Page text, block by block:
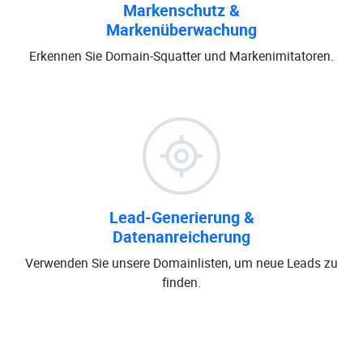
Markenschutz &
Markenüberwachung
Erkennen Sie Domain-Squatter und Markenimitatoren.
Lead-Generierung &
Datenanreicherung
Verwenden Sie unsere Domainlisten, um neue Leads zu
finden.